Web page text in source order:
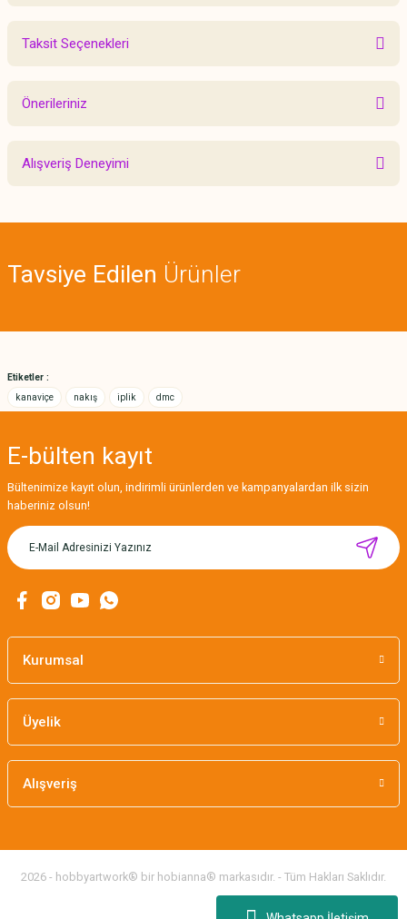
Taksit Seçenekleri
Önerileriniz
Bu ürünün fiyat bilgisi, resim, ürün açıklamalarında ve diğer konularda
yetersiz gördüğünüz noktaları öneri formunu kullanarak tarafımıza
Ürün açıklamasında eksik bilgiler bulunuyor.
Alışveriş Deneyimi
Tavsiye Edilen Ürünler
MIKNATISLI İĞNE TUTUCU-BAHAR
Etiketler :
kanaviçe
nakış iplik dmc
E-bülten kayıt
Bültenimize kayıt olun, indirimli ürünlerden ve kampanyalardan ilk sizin
haberiniz olsun!
Kurumsal
Üyelik
Alışveriş
2026 - hobbyartwork® bir hobianna® markasıdır. - Tüm Hakları Saklıdır.